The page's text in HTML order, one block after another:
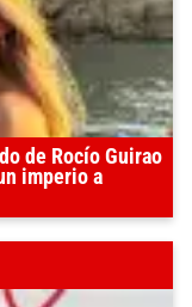
de Rocío Guirao
imperio a